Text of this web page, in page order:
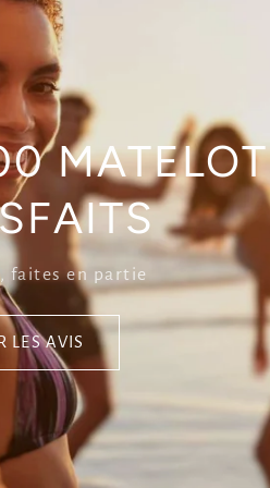
faites en partie
LES AVIS